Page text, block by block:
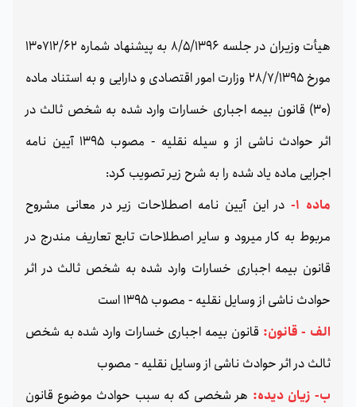
هیأت وزیران در جلسه 8/5/1396 به پیشنهاد شماره 130712/62
مورخ 28/7/1395 وزارت امور اقتصادی و دارایی و به استناد ماده
(30) قانون بیمه اجباری خسارات وارد شده به شخص ثالث در
اثر حوادث ناشی از و سیله نقلیه - مصوب 1395 آیین نامه
اجرایی ماده یاد شده را به شرح زیر تصویب کرد:
ماده 1-
در این آیین نامه اصطلاحات زیر در معانی مشروح
مربوط به کار میرود و سایر اصطلاحات تابع تعاریف مندرج در
قانون بیمه اجباری خسارات وارد شده به شخص ثالث در اثر
حوادث ناشی از وسایل نقلیه - مصوب 1395 است
الف - قانون: قانون بیمه اجباری خسارات وارد شده به شخص
ثالث در اثر حوادث ناشی از وسایل نقلیه - مصوب
ب- زیان دیده: هر شخصی که به سبب حوادث موضوع قانون